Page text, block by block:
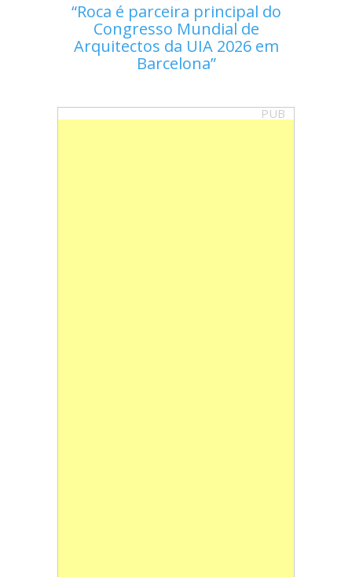
Roca é parceira principal do
Congresso Mundial de
Arquitectos da UIA 2026 em
Barcelona
PUB